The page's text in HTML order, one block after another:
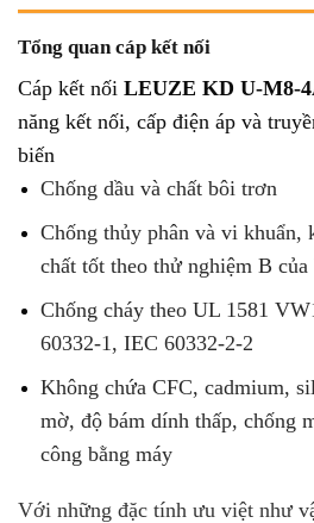
Tổng quan cáp kết nối
Cáp kết nối LEUZE KD U-M8-
năng kết nối, cấp điện áp và
biến
Chống dầu và chất bôi trơn
Chống thủy phân và vi khuẩn,
chất tốt theo thử nghiệm B
Chống cháy theo UL 1581
60332-1, IEC 60332-2-2
Không chứa CFC, cadmium,
mờ, độ bám dính thấp, chống
công bằng máy
Với những đặc tính ưu việt như